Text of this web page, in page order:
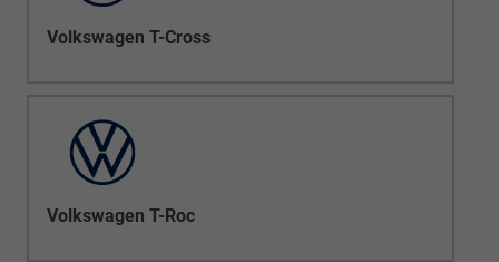
Volkswagen T-Cross
Volkswagen T-Roc